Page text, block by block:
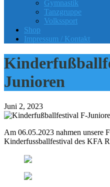
Gymnastik
Tanzgruppe
Volkssport
Shop
Impressum / Kontakt
Junioren
Juni 2, 2023
Am 06.05.2023 nahmen unsere
Kinderfussballfestival des KFA